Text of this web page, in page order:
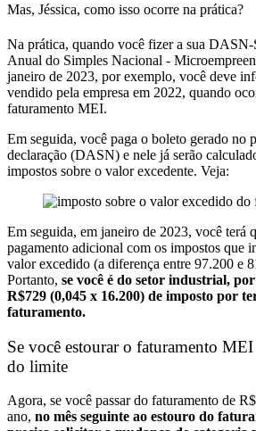
Mas, Jéssica, como isso ocorre na prática?
Na prática, quando você fizer a sua
Anual do Simples Nacional -
janeiro de 2023, por exemplo, você deve
vendido pela empresa em 2022, quando
faturamento MEI.
Em seguida, você paga o boleto gerado no
declaração (DASN) e nele já serão
impostos sobre o valor excedente. Veja:
Em seguida, em janeiro de 2023, você terá
pagamento adicional com os impostos que
valor excedido (a diferença entre 97.200 e
Portanto, se você é do setor industrial,
R$729 (0,045 x 16.200) de imposto por
faturamento.
Se você estourar o faturamento
do limite
Agora, se você passar do faturamento de
ano, no mês seguinte ao estouro do